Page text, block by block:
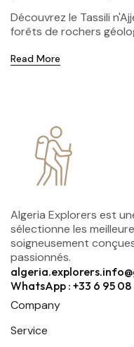
Découvrez le Tassili
forêts de rochers
Read More
Algeria Explorers est
sélectionne les
soigneusement
passionnés.
WhatsApp : +33 6 95 08
Company
Service